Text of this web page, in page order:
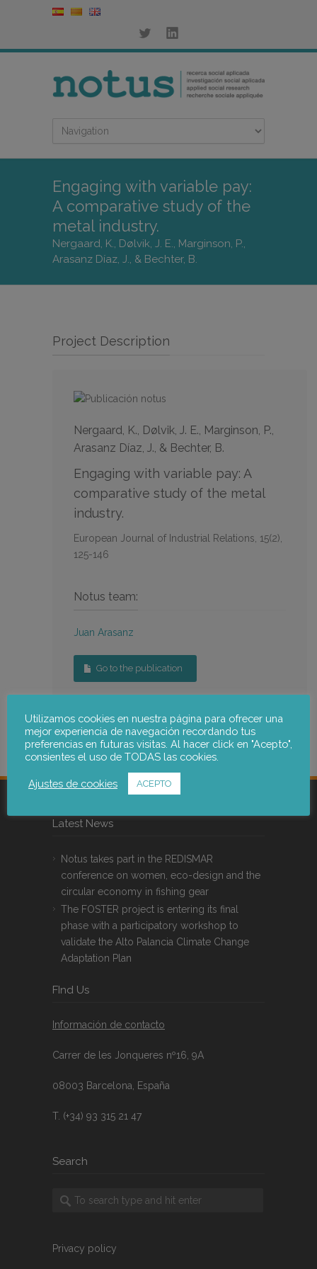
Engaging with variable pay:
A comparative study of the
metal industry.
Nergaard, K., Dølvik, J. E., Marginson, P.,
Arasanz Díaz, J., & Bechter, B.
Project Description
Nergaard, K., Dølvik, J. E., Marginson, P.,
Arasanz Díaz, J., & Bechter, B.
Engaging with variable pay: A
comparative study of the metal
industry.
European Journal of Industrial Relations 15(2),
125-146
Notus team:
Juan Arasanz
Go to the publication
Latest News
Notus takes part in the REDISMAR
conference on women, eco-design and the
circular economy in fishing gear
The FOSTER project is entering its final
phase with a participatory workshop to
validate the Alto Palancia Climate Change
Adaptation Plan
FInd Us
Información de contacto
Carrer de les Jonqueres nº16, 9A
08003 Barcelona, España
T. (+34) 93 315 21 47
Search
Privacy policy
Utilizamos cookies en nuestra página para ofrecer una
mejor experiencia de navegación recordando tus
preferencias en futuras visitas. Al hacer click en "Acepto",
consientes el uso de TODAS las cookies.
Ajustes de cookies ACEPTO